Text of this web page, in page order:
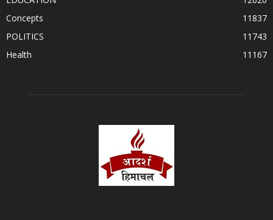
Concepts
11837
POLITICS
11743
Health
11167